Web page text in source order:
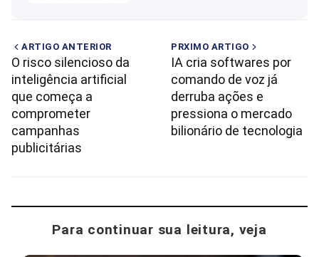
ARTIGO ANTERIOR
O risco silencioso da
inteligência artificial
que começa a
comprometer
campanhas
publicitárias
PRXIMO ARTIGO
IA cria softwares por
comando de voz já
derruba ações e
pressiona o mercado
bilionário de tecnologia
Para continuar sua leitura, veja